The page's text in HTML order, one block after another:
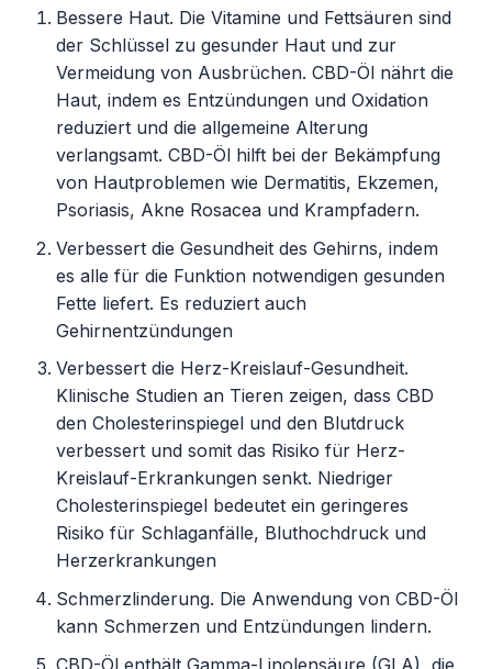
Bessere Haut. Die Vitamine und Fettsäuren sind
der Schlüssel zu gesunder Haut und zur
Vermeidung von Ausbrüchen. CBD-Öl nährt die
Haut, indem es Entzündungen und Oxidation
reduziert und die allgemeine Alterung
verlangsamt. CBD-Öl hilft bei der Bekämpfung
von Hautproblemen wie Dermatitis, Ekzemen,
Psoriasis, Akne Rosacea und Krampfadern.
Verbessert die Gesundheit des Gehirns, indem
es alle für die Funktion notwendigen gesunden
Fette liefert. Es reduziert auch
Gehirnentzündungen
Verbessert die Herz-Kreislauf-Gesundheit.
Klinische Studien an Tieren zeigen, dass CBD
den Cholesterinspiegel und den Blutdruck
verbessert und somit das Risiko für Herz-
Kreislauf-Erkrankungen senkt. Niedriger
Cholesterinspiegel bedeutet ein geringeres
Risiko für Schlaganfälle, Bluthochdruck und
Herzerkrankungen
Schmerzlinderung. Die Anwendung von CBD-Öl
kann Schmerzen und Entzündungen lindern.
CBD-Öl enthält Gamma-Linolensäure (GLA), die